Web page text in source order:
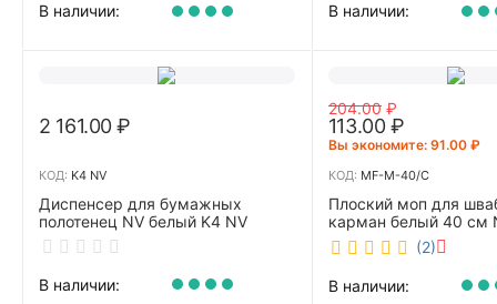
В наличии: В наличии:
2 161.00₽
КОД: K4 NV
Диспенсер для бумажных
полотенец NV белый K4 NV
В наличии:
204.00 ₽
113.00 ₽
Вы экономите: 91.00 ₽
КОД: MF-M-40/C
Плоский моп для
карман белый 40 см
40/C
(2)
В наличии: